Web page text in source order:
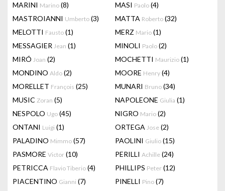
MARINI Marino (8) MASI Paolo (4)
MASTROIANNI Umberto (3) MATTA Roberto (32)
MELOTTI Fausto (1) MERZ Mario (1)
MESSAGIER Jean (1) MINOLI Paolo (2)
MIRÓ Joan (2) MOCHETTI Maurizio (1)
MONDINO Aldo (2) MOORE Henry (4)
MORELLET François (25) MUNARI Bruno (34)
MUSIC Zoran (5) NAPOLEONE Giulia (1)
NESPOLO Ugo (45) NIGRO Mario (2)
ONTANI Luigi (1) ORTEGA Jose (2)
PALADINO Mimmo (57) PAOLINI Giulio (15)
PASMORE Victor (10) PERILLI Achille (24)
PETRICCA Flavio Tiberio (4) PHILLIPS Peter (12)
PIACENTINO Gianni (7) PINELLI Pino (7)